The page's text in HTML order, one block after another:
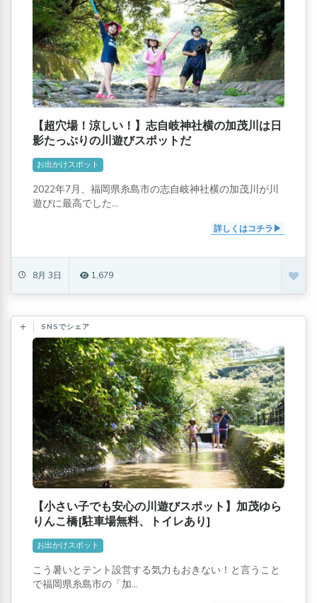
【超穴場！涼しい！】志自岐神社横の加茂川は日
影たっぷりの川遊びスポットだ
お出かけスポット
2022年7月、福岡県糸島市の志自岐神社横の加茂川が川
遊びに最高でした...
詳しくはコチラ
8月 3日 1,679
SNSでシェア
【小さい子でも安心の川遊びスポット】加茂ゆら
りんこ橋[駐車場無料、トイレあり]
お出かけスポット
こう暑いとテント設営する気力もおきない！と言うこと
で福岡県糸島市の「加...